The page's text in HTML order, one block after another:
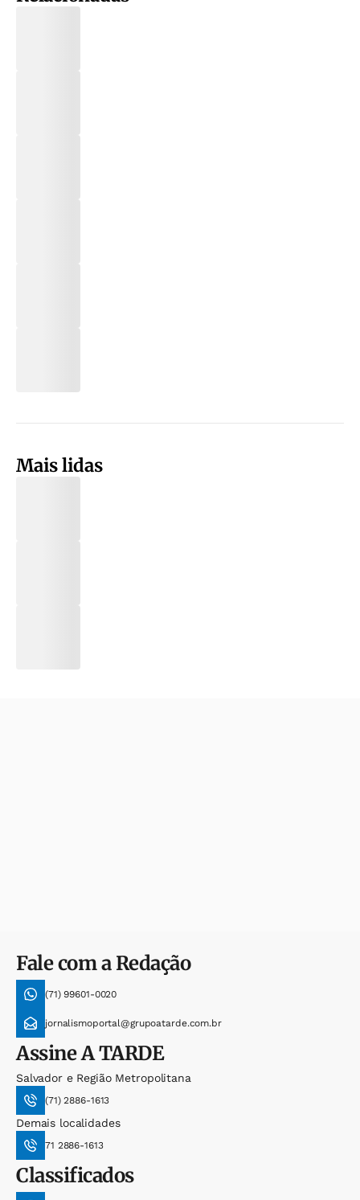
Mais lidas
Fale com a Redação
(71) 99601-0020
jornalismoportal@grupoatarde.com.br
AssineA TARDE
Salvador e Região Metropolitana
(71) 2886-1613
Demais localidades
71 2886-1613
Classificados